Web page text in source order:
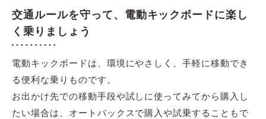
交通ルールを守って、電動キックボードに楽し
く乗りましょう
電動キックボードは、環境にやさしく、手軽に移動でき
る便利な乗りものです。
お出かけ先での移動手段や試しに使ってみてから購入し
たい場合は、オートバックスで購入や試乗することもで